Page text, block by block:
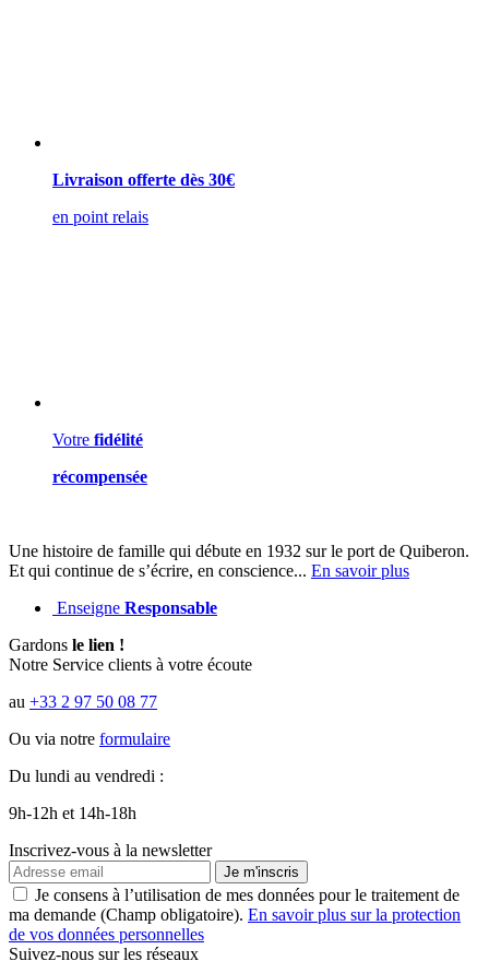
Livraison offerte dès 30€
en point relais
Votre fidélité
récompensée
Une histoire de famille qui débute en 1932 sur le port de Quiberon.
Et qui continue de s’écrire, en conscience... En savoir plus
Enseigne Responsable
Gardons le lien !
Notre Service clients à votre écoute
au +33 2 97 50 08 77
Ou via notre formulaire
Du lundi au vendredi :
9h-12h et 14h-18h
Inscrivez-vous à la newsletter
Je m'inscris
Je consens à l’utilisation de mes données pour le traitement de
ma demande (Champ obligatoire). En savoir plus sur la protection
de vos données personnelles
Suivez-nous sur les réseaux